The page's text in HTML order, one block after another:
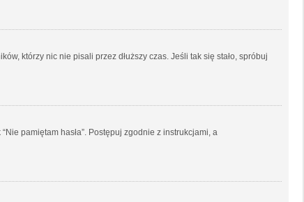
którzy nic nie pisali przez dłuższy czas. Jeśli tak się stało, spróbuj
pamiętam hasła”. Postępuj zgodnie z instrukcjami, a